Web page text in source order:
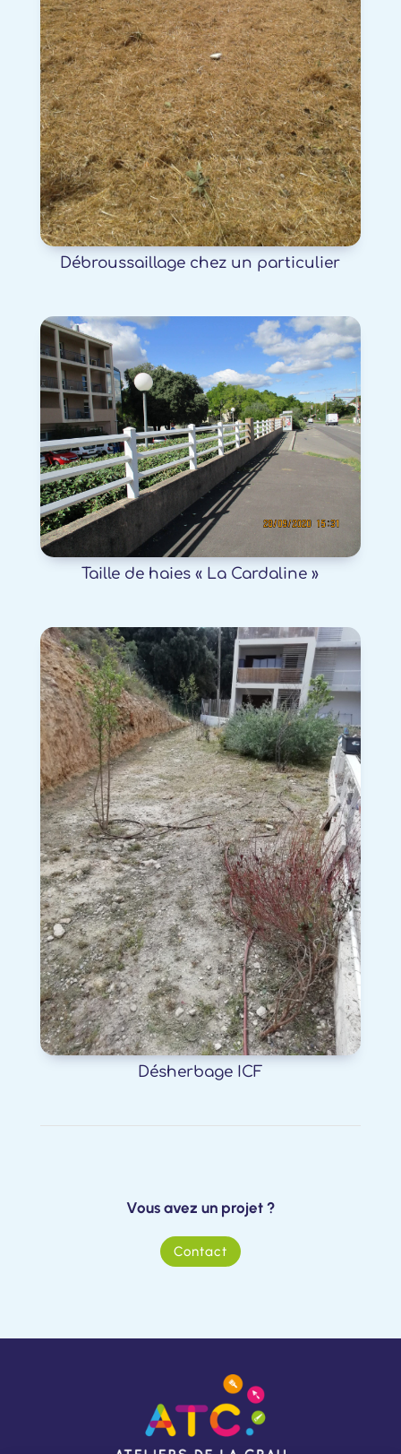
Débroussaillage chez un particulier
Taille de haies « La Cardaline »
Désherbage ICF
Vous avez un projet ?
Contact